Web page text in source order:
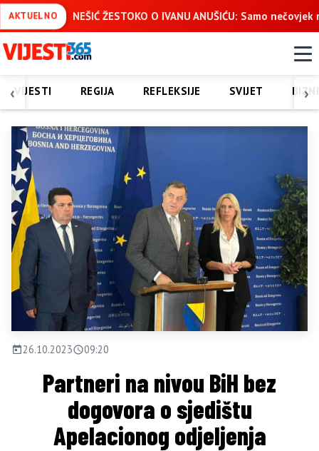
AKTUELNO
O IVANU ANUŠIĆU: Samo nečovjek može žaliti što nije
‹ ›
VIJESTI REGIJA REFLEKSIJE SVIJET
26.10.2023 09:20
Partneri na nivou BiH bez
dogovora o sjedištu
Apelacionog odjeljenja